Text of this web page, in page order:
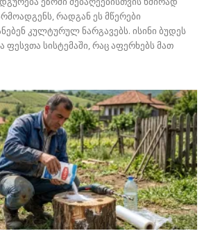
რადგან ეს მწერები
კულტურულ ნარგავებს. ისინი ბუდეს
ფესვთა სისტემაში, რაც აფერხებს მათ